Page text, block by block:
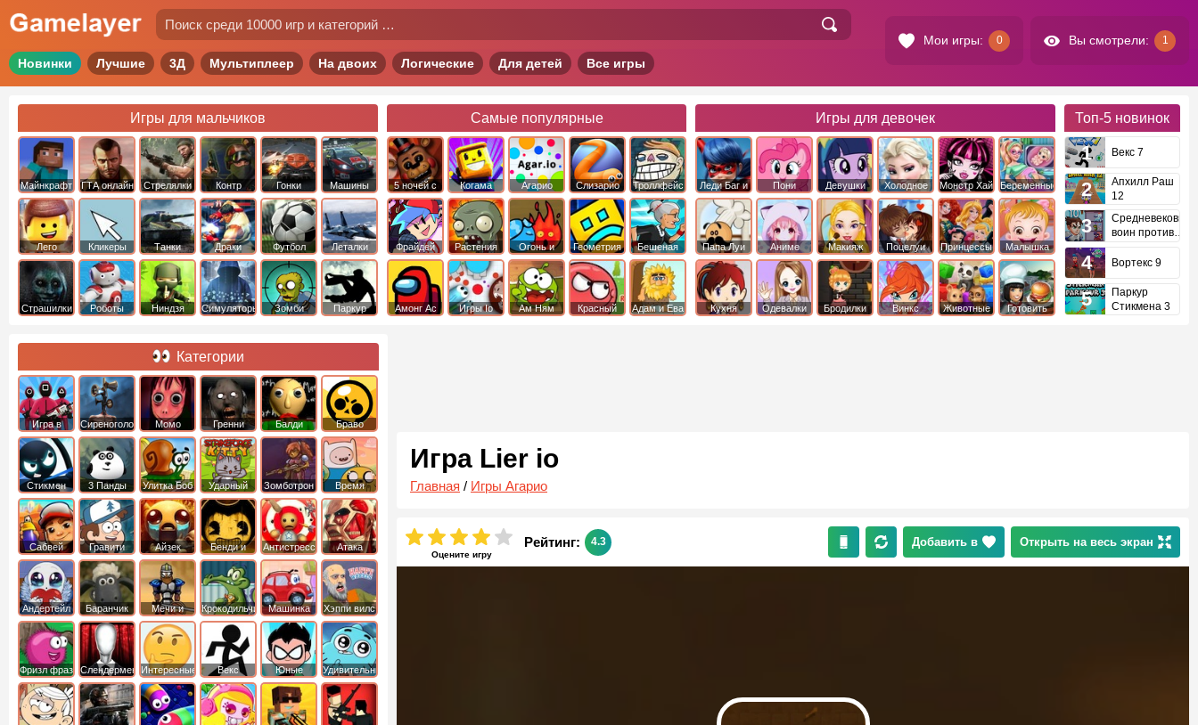
Мои игры: 0 Вы смотрели: 1
Новинки Лучшие 3Д Мультиплеер На двоих Логические Для детей Все игры
Игры для мальчиков
Майнкрафт ГТА онлайн Стрелялки
Контр
Страйк
Гонки Машины
Лего Кликеры Танки Драки Футбол Леталки
Страшилки Роботы Ниндзя Симуляторы Зомби Паркур
Самые популярные
5 ночей с
фредди
Когама Агарио Слизарио
Троллфейс
квест
Фрайдей
Найт
Фанкин
Растения
против
Зомби
Огонь и
Вода
Геометрия
Даш
Бешеная
бабка
сбежала из
психушки
Амонг Ас Игры Io Ам Ням
Красный
Адам и Ева
Игры для девочек
Леди Баг и
Супер Кот
Пони
Дружба это
Девушки
Эквестрии
Холодное
Сердце
Монстр Хай Беременные
Папа Луи Аниме Макияж Поцелуи
Принцессы
Диснея
Малышка
Хейзел
Кухня
Одевалки Бродилки Винкс Животные
Готовить
Топ-5 новинок
Векс 7
Апхилл Раш
12
Средневековый
воин против
Вортекс 9
Паркур
Стикмена 3
Игра Lier io
Главная / Игры Агарио
Оцените игру
Рейтинг: 4.3 Добавить в Открыть на весь экран
Категории
Игра в
Кальмара
Сиреноголовый Момо Гренни Балди
Браво
Старс
Стикмен 3 Панды Улитка Боб
Ударный
отряд котят
Зомботрон
Время
Приключений
Сабвей
Серф
Гравити
Фолз
Айзек
Бенди и
Чернильная
машина
Антистресс
Атака
Титанов
Андертейл
Баранчик
Шон
Мечи и
Сандали
Крокодильчик
Свомпи
Машинка
Вилли
Хэппи вилс
Фризл фраз Слендермен Интересные Векс
Юные
титаны
вперед
Удивительный
мир
Гамбола